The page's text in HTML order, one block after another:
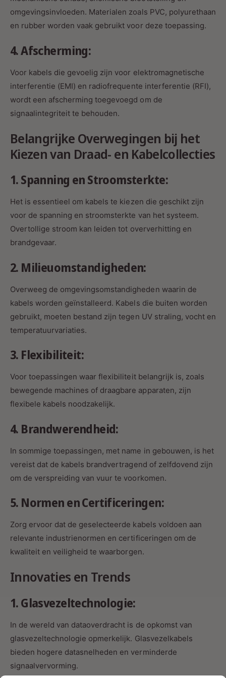
omgevingsinvloeden. Materialen zoals PVC, polyurethaan
en rubber worden vaak gebruikt voor deze toepassing.
4. Afscherming:
Voor kabels die gevoelig zijn voor elektromagnetische
interferentie (EMI) en radiofrequente interferentie (RFI),
wordt een afscherming toegevoegd om de
signaalintegriteit te behouden.
Belangrijke Overwegingen bij het
Kiezen van Draad- en Kabelcollecties
1. Spanning en Stroomsterkte:
Het is essentieel om kabels te kiezen die geschikt zijn
voor de spanning en stroomsterkte van het systeem.
Overtollige stroom kan leiden tot oververhitting en
brandgevaar.
2. Milieuomstandigheden:
Overweeg de omgevingsomstandigheden waarin de
kabels worden geïnstalleerd. Kabels die buiten worden
gebruikt, moeten bestand zijn tegen UV straling, vocht en
temperatuurvariaties.
3. Flexibiliteit:
Voor toepassingen waar flexibiliteit belangrijk is, zoals
bewegende machines of draagbare apparaten, zijn
flexibele kabels noodzakelijk.
4. Brandwerendheid:
In sommige toepassingen, met name in gebouwen, is het
vereist dat de kabels brandvertragend of zelfdovend zijn
om de verspreiding van vuur te voorkomen.
5. Normen en Certificeringen:
Zorg ervoor dat de geselecteerde kabels voldoen aan
relevante industrienormen en certificeringen om de
kwaliteit en veiligheid te waarborgen.
Innovaties en Trends
1. Glasvezeltechnologie:
In de wereld van dataoverdracht is de opkomst van
glasvezeltechnologie opmerkelijk. Glasvezelkabels
bieden hogere datasnelheden en verminderde
signaalvervorming.